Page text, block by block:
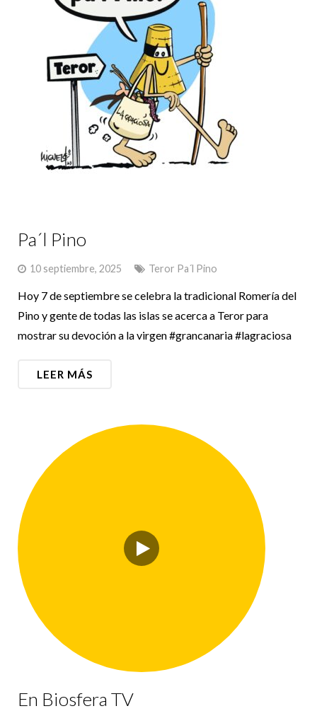
Contacto
Pa´l Pino
10 septiembre, 2025 Teror Pa´l Pino
Hoy 7 de septiembre se celebra la tradicional Romería del
Pino y gente de todas las islas se acerca a Teror para
mostrar su devoción a la virgen #grancanaria #lagraciosa
LEER MÁS
En Biosfera TV